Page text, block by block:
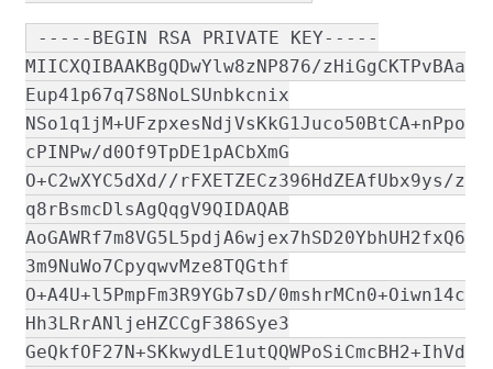
-----BEGIN RSA PRIVATE KEY-----
MIICXQIBAAKBgQDwYlw8zNP876/zHiGgCKTPvBAa
Eup41p67q7S8NoLSUnbkcnix
NSo1q1jM+UFzpxesNdjVsKkG1Juco50BtCA+nPpo
cPINPw/d0Of9TpDE1pACbXmG
O+C2wXYC5dXd//rFXETZECz396HdZEAfUbx9ys/z
q8rBsmcDlsAgQqgV9QIDAQAB
AoGAWRf7m8VG5L5pdjA6wjex7hSD20YbhUH2fxQ6
3m9NuWo7CpyqwvMze8TQGthf
O+A4U+l5PmpFm3R9YGb7sD/0mshrMCn0+Oiwn14c
Hh3LRrANljeHZCCgF386Sye3
GeQkfOF27N+SKkwydLE1utQQWPoSiCmcBH2+IhVd